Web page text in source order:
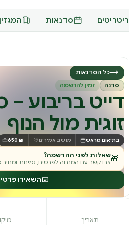
ריטריטים סדנאות המגזין
→כל הסדנאות
סדנה
זמין להרשמה
דייט בריבוע –
זוגית מול הנוף
בתיאום מראש מושב אמירים ₪ 650
🎁שאלות לפני ההרשמה?
צרו קשר עם המנחה לפרטים, זמינות ומחיר
השאירו
תאריך